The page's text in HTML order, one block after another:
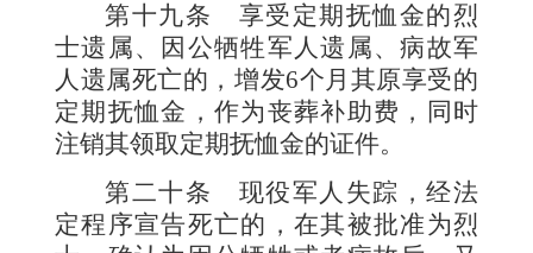
第十九条 享受定期抚恤金的烈
士遗属、因公牺牲军人遗属、病故军
人遗属死亡的，增发6个月其原享受的
定期抚恤金，作为丧葬补助费，同时
注销其领取定期抚恤金的证件。
第二十条 现役军人失踪，经法
定程序宣告死亡的，在其被批准为烈